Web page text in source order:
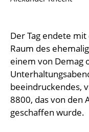
Der Tag endete
Raum des
einem von Demag
beeindruckendes,
8800, das von den
geschaffen wurde.